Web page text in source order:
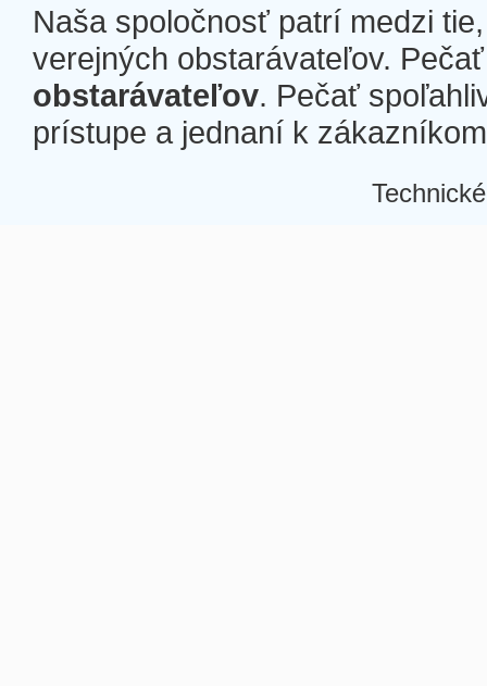
Naša spoločnosť patrí medzi
verejných obstarávateľov.
obstarávateľov. Pečať
prístupe a jednaní k